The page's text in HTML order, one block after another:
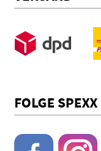
FOLGE SPEXX